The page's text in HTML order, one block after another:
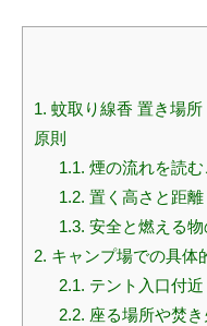
1. 蚊取り線香 置き場
原則
1.1. 煙の流れを読む
1.2. 置く高さと距離
1.3. 安全と燃える物
2. キャンプ場での具体
2.1. テント入口付近
2.2. 座る場所や焚き